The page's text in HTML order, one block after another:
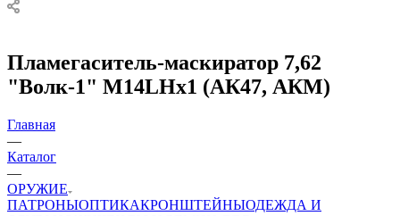
Пламегаситель-маскиратор 7,62
"Волк-1" М14LHх1 (АК47, АКМ)
Главная
—
Каталог
—
ОРУЖИЕ
ПАТРОНЫОПТИКАКРОНШТЕЙНЫОДЕЖДА И